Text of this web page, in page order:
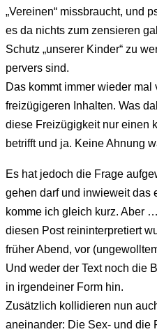
„Vereinen“ missbraucht, und
es da nichts zum zensieren
Schutz „unserer Kinder“ zu
pervers sind.
Das kommt immer wieder mal
freizügigeren Inhalten. Was
diese Freizügigkeit nur einen
betrifft und ja. Keine Ahnung
Es hat jedoch die Frage
gehen darf und inwieweit das
komme ich gleich kurz. Aber
diesen Post reininterpretiert
früher Abend, vor
Und weder der Text noch die
in irgendeiner Form hin.
Zusätzlich kollidieren nun
aneinander: Die Sex- und die